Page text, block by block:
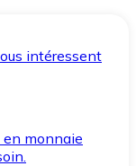
intéressent
monnaie